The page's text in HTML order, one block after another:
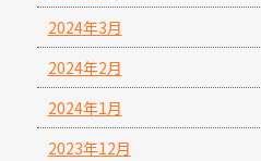
2024年3月
2024年2月
2024年1月
2023年12月